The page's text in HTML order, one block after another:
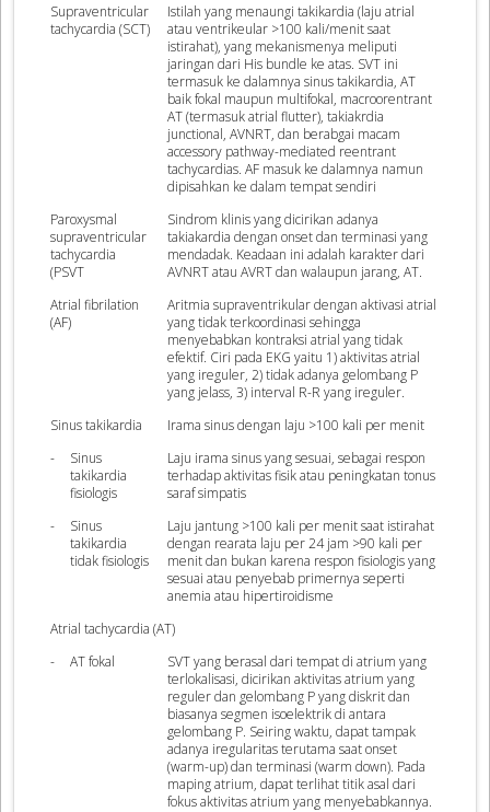
Supraventricular
tachycardia (SCT)
Istilah yang menaungi takikardia (laju atrial
atau ventrikeular >100 kali/menit saat
istirahat), yang mekanismenya meliputi
jaringan dari His bundle ke atas. SVT ini
termasuk ke dalamnya sinus takikardia, AT
baik fokal maupun multifokal, macroorentrant
AT (termasuk atrial flutter), takiakrdia
junctional, AVNRT, dan berabgai macam
accessory pathway-mediated reentrant
tachycardias. AF masuk ke dalamnya namun
dipisahkan ke dalam tempat sendiri
Paroxysmal
supraventricular
tachycardia
(PSVT
Sindrom klinis yang dicirikan adanya
takiakardia dengan onset dan terminasi yang
mendadak. Keadaan ini adalah karakter dari
AVNRT atau AVRT dan walaupun jarang, AT.
Atrial fibrilation
(AF)
Aritmia supraventrikular dengan aktivasi atrial
yang tidak terkoordinasi sehingga
menyebabkan kontraksi atrial yang tidak
efektif. Ciri pada EKG yaitu 1) aktivitas atrial
yang ireguler, 2) tidak adanya gelombang P
yang jelass, 3) interval R-R yang ireguler.
Sinus takikardia
Irama sinus dengan laju >100 kali per menit
-
Sinus
takikardia
fisiologis
Laju irama sinus yang sesuai, sebagai respon
terhadap aktivitas fisik atau peningkatan tonus
saraf simpatis
-
Sinus
takikardia
tidak fisiologis
Laju jantung >100 kali per menit saat istirahat
dengan rearata laju per 24 jam >90 kali per
menit dan bukan karena respon fisiologis yang
sesuai atau penyebab primernya seperti
anemia atau hipertiroidisme
Atrial tachycardia (AT)
-
AT fokal
SVT yang berasal dari tempat di atrium yang
terlokalisasi, dicirikan aktivitas atrium yang
reguler dan gelombang P yang diskrit dan
biasanya segmen isoelektrik di antara
gelombang P. Seiring waktu, dapat tampak
adanya iregularitas terutama saat onset
(warm-up) dan terminasi (warm down). Pada
maping atrium, dapat terlihat titik asal dari
fokus aktivitas atrium yang menyebabkannya.